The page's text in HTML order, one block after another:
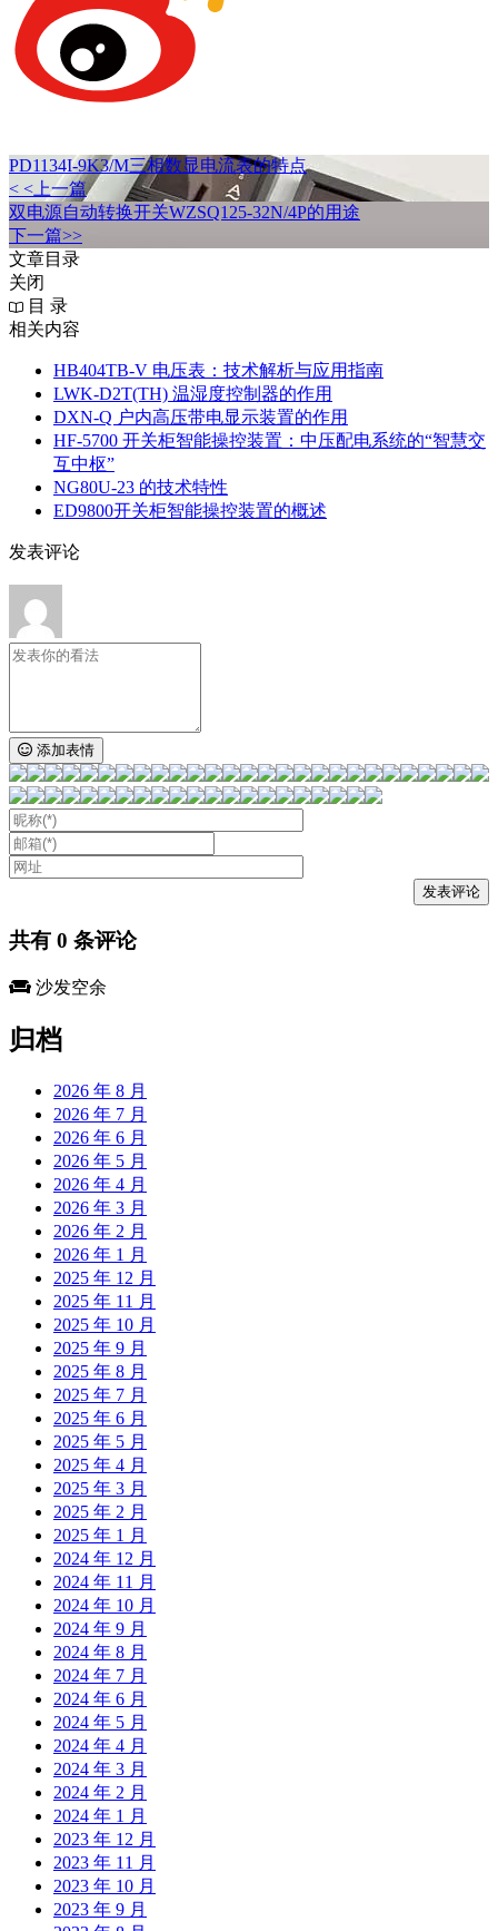
PD1134I-9K3/M三相数显电流表的特点
< <上一篇
双电源自动转换开关WZSQ125-32N/4P的用途
下一篇>>
文章目录
关闭
目 录
相关内容
HB404TB-V 电压表：技术解析与应用指南
LWK‑D2T(TH) 温湿度控制器的作用
DXN‑Q 户内高压带电显示装置的作用
HF-5700 开关柜智能操控装置：中压配电系统的“智慧交
互中枢”
NG80U-23 的技术特性
ED9800开关柜智能操控装置的概述
发表评论
添加表情
共有 0 条评论
沙发空余
归档
2026 年 8 月
2026 年 7 月
2026 年 6 月
2026 年 5 月
2026 年 4 月
2026 年 3 月
2026 年 2 月
2026 年 1 月
2025 年 12 月
2025 年 11 月
2025 年 10 月
2025 年 9 月
2025 年 8 月
2025 年 7 月
2025 年 6 月
2025 年 5 月
2025 年 4 月
2025 年 3 月
2025 年 2 月
2025 年 1 月
2024 年 12 月
2024 年 11 月
2024 年 10 月
2024 年 9 月
2024 年 8 月
2024 年 7 月
2024 年 6 月
2024 年 5 月
2024 年 4 月
2024 年 3 月
2024 年 2 月
2024 年 1 月
2023 年 12 月
2023 年 11 月
2023 年 10 月
2023 年 9 月